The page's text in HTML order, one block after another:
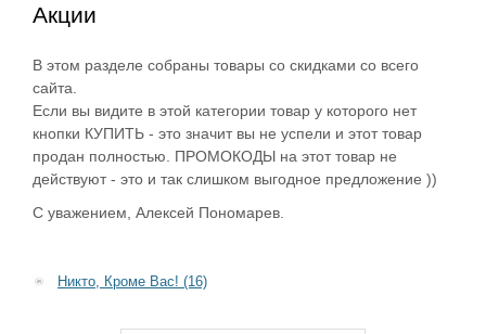
Акции
В этом разделе собраны товары со скидками со всего
сайта.
Если вы видите в этой категории товар у которого нет
кнопки КУПИТЬ - это значит вы не успели и этот товар
продан полностью. ПРОМОКОДЫ на этот товар не
действуют - это и так слишком выгодное предложение ))
С уважением, Алексей Пономарев.
Никто, Кроме Вас! (16)